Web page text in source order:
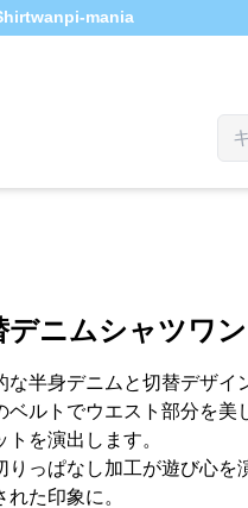
mania
デニムシャツワ
な半身デニムと切替デザイ
ベルトでウエスト部分を美
トを演出します。
りっぱなし加工が遊び心を
れた印象に。